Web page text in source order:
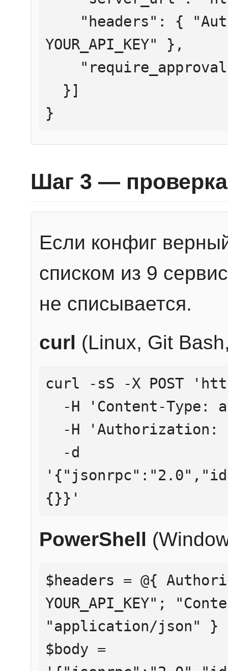
YOUR_API_KEY" },
}
Шаг 3 — проверка
Если конфиг
списком из 9
не списывается.
curl (Linux, Git
curl -sS -X POST
{}}'
PowerShell
$headers = @{
YOUR_API_KEY";
"application/json" }
$body =